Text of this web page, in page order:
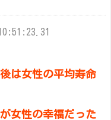
は女性の平均寿命
女性の幸福だった